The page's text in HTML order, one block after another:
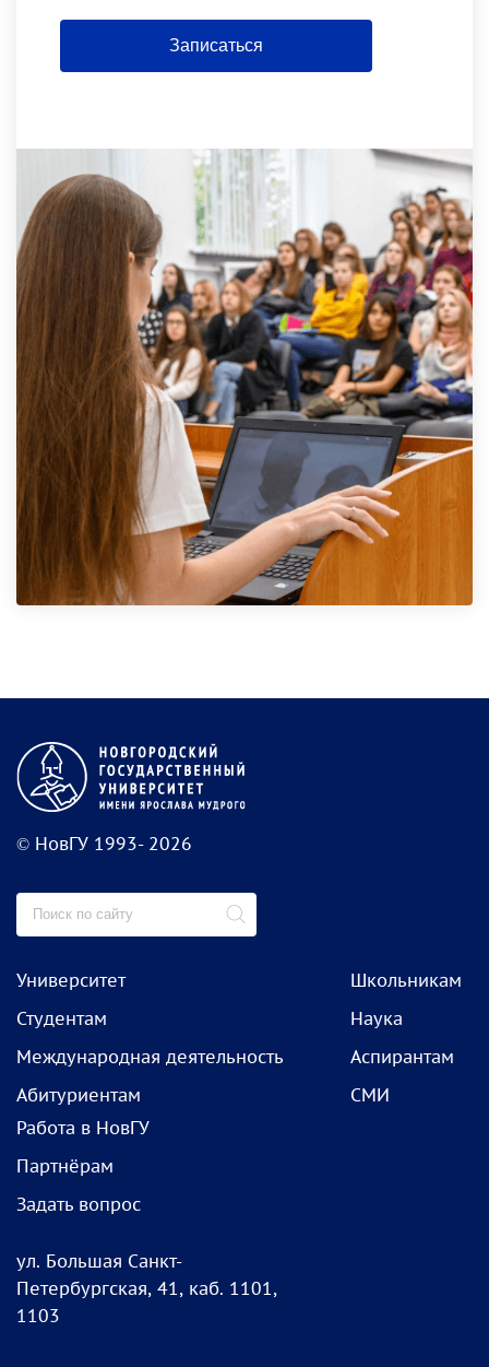
Записаться
© НовГУ 1993- 2026
Университет
Студентам
Международная деятельность
Абитуриентам
Школьникам
Наука
Аспирантам
СМИ
Работа в НовГУ
Партнёрам
Задать вопрос
ул. Большая Санкт-
Петербургская, 41, каб. 1101,
1103